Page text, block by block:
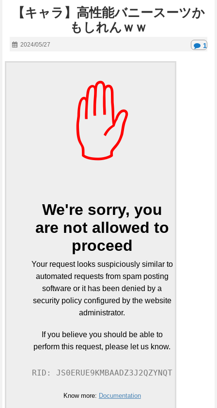
【キャラ】高性能バニースーツか
もしれんｗｗ
2024/05/27 1
✋
We're sorry, you
are not allowed to
proceed
Your request looks suspiciously similar to
automated requests from spam posting
software or it has been denied by a
security policy configured by the website
administrator.
If you believe you should be able to
perform this request, please let us know.
RID: JS0ERUE9KMBAADZ3J2QZYNQT
Know more: Documentation